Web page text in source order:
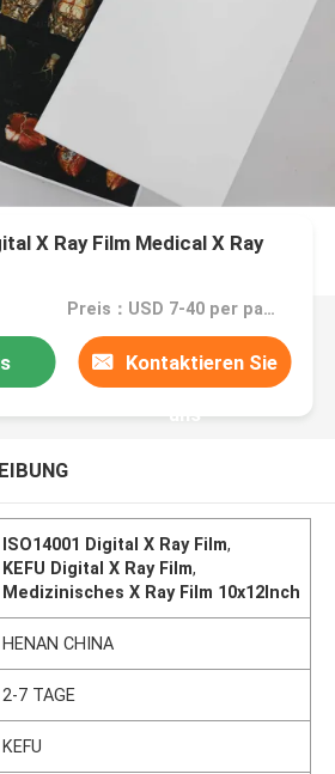
X Ray Film Medical X Ray
Preis：USD 7-40 per pack/roll
Kontaktieren Sie
uns
ISO14001 Digital X Ray Film,
KEFU Digital X Ray Film,
Medizinisches X Ray Film 10x12Inch
HENAN CHINA
2-7 TAGE
KEFU